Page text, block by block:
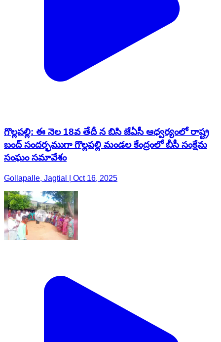
గొల్లపల్లి: ఈ నెల 18వ తేదీ న బిసి జేఏసీ ఆధ్వర్యంలో రాష్ట్ర
బంద్ సందర్భముగా గొల్లపల్లి మండల కేంద్రంలో బీసీ సంక్షేమ
సంఘం సమావేశం
Gollapalle, Jagtial | Oct 16, 2025